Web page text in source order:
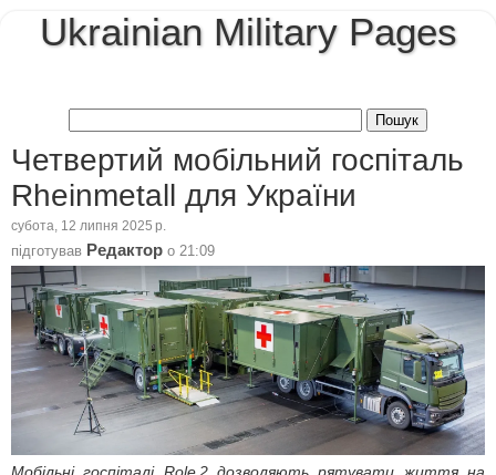
Ukrainian Military Pages
Четвертий мобільний госпіталь
Rheinmetall для України
субота, 12 липня 2025 р.
підготував Редактор о 21:09